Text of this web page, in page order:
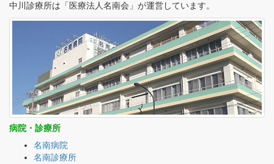
中川診療所は「医療法人名南会」が運営しています。
病院・診療所
名南病院
名南診療所